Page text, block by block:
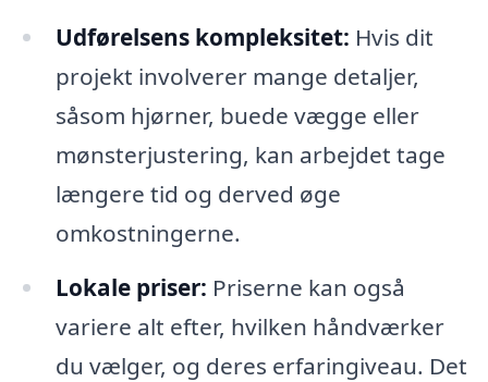
Udførelsens kompleksitet: Hvis dit
projekt involverer mange detaljer,
såsom hjørner, buede vægge eller
mønsterjustering, kan arbejdet tage
længere tid og derved øge
omkostningerne.
Lokale priser: Priserne kan også
variere alt efter, hvilken håndværker
du vælger, og deres erfaringiveau. Det